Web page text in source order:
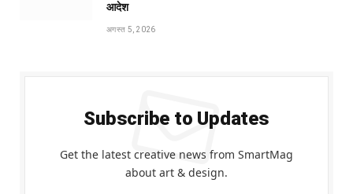
आदेश
अगस्त 5, 2026
Subscribe to Updates
Get the latest creative news from SmartMag
about art & design.